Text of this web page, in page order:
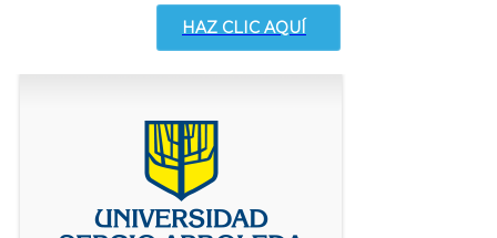
HAZ CLIC AQUÍ